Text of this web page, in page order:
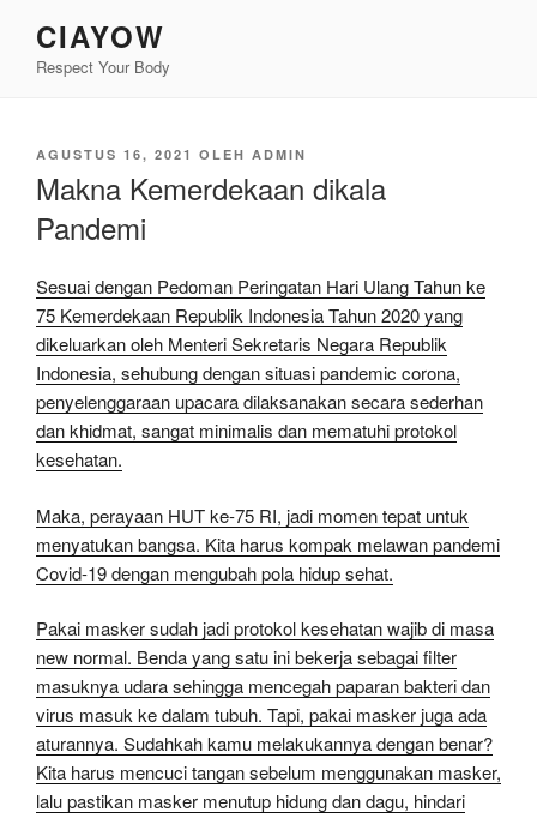
konten
CIAYOW
Respect Your Body
DIPOSKAN
AGUSTUS 16, 2021 OLEH ADMIN
Makna Kemerdekaan dikala
Pandemi
Sesuai dengan Pedoman Peringatan Hari Ulang Tahun ke
75 Kemerdekaan Republik Indonesia Tahun 2020 yang
dikeluarkan oleh Menteri Sekretaris Negara Republik
Indonesia, sehubung dengan situasi pandemic corona,
penyelenggaraan upacara dilaksanakan secara sederhan
dan khidmat, sangat minimalis dan mematuhi protokol
kesehatan.
Maka, perayaan HUT ke-75 RI, jadi momen tepat untuk
menyatukan bangsa. Kita harus kompak melawan pandemi
Covid-19 dengan mengubah pola hidup sehat.
Pakai masker sudah jadi protokol kesehatan wajib di masa
new normal. Benda yang satu ini bekerja sebagai filter
masuknya udara sehingga mencegah paparan bakteri dan
virus masuk ke dalam tubuh. Tapi, pakai masker juga ada
aturannya. Sudahkah kamu melakukannya dengan benar?
Kita harus mencuci tangan sebelum menggunakan masker,
lalu pastikan masker menutup hidung dan dagu, hindari